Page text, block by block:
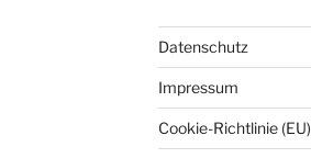
Datenschutz
Impressum
Cookie-Richtlinie (EU)